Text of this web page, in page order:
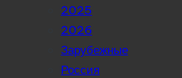
2025
2026
Зарубежные
Россия